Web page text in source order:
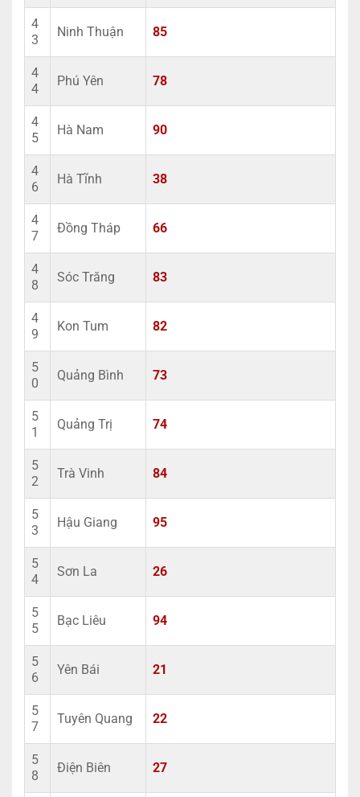
4
3
Ninh Thuận 85
4
4
Phú Yên 78
4
5
Hà Nam 90
4
6
Hà Tĩnh 38
4
7
Đồng Tháp 66
4
8
Sóc Trăng 83
4
9
Kon Tum 82
5
0
Quảng Bình 73
5
1
Quảng Trị 74
5
2
Trà Vinh 84
5
3
Hậu Giang 95
5
4
Sơn La 26
5
5
Bạc Liêu 94
5
6
Yên Bái 21
5
7
Tuyên Quang 22
5
8
Điện Biên 27